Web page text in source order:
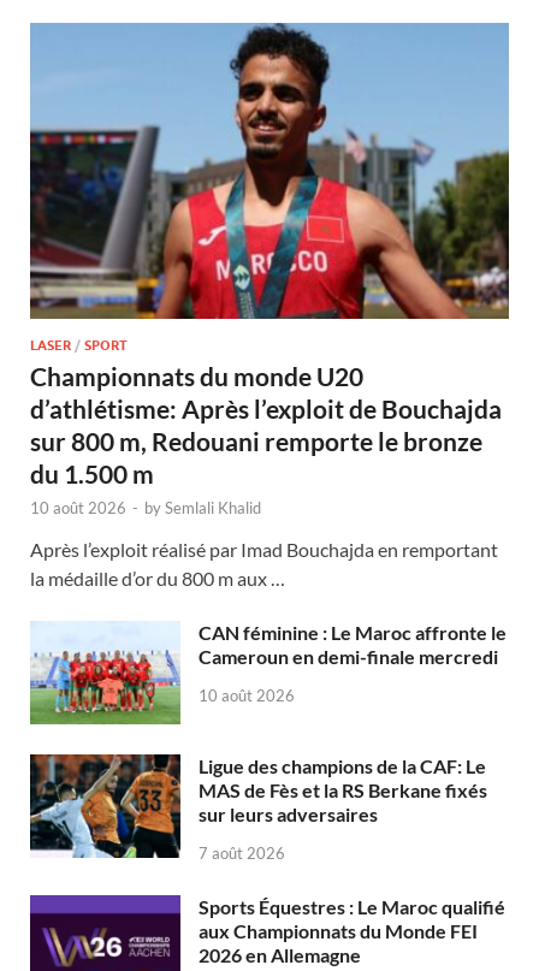
LASER / SPORT
Championnats du monde U20
d’athlétisme: Après l’exploit de Bouchajda
sur 800 m, Redouani remporte le bronze
du 1.500 m
10 août 2026 - bySemlali Khalid
Après l’exploit réalisé par Imad Bouchajda en remportant
la médaille d’or du 800 m aux …
CAN féminine : Le Maroc affronte le
Cameroun en demi-finale mercredi
10 août 2026
Ligue des champions de la CAF: Le
MAS de Fès et la RS Berkane fixés
sur leurs adversaires
7 août 2026
Sports Équestres : Le Maroc qualifié
aux Championnats du Monde FEI
2026 en Allemagne